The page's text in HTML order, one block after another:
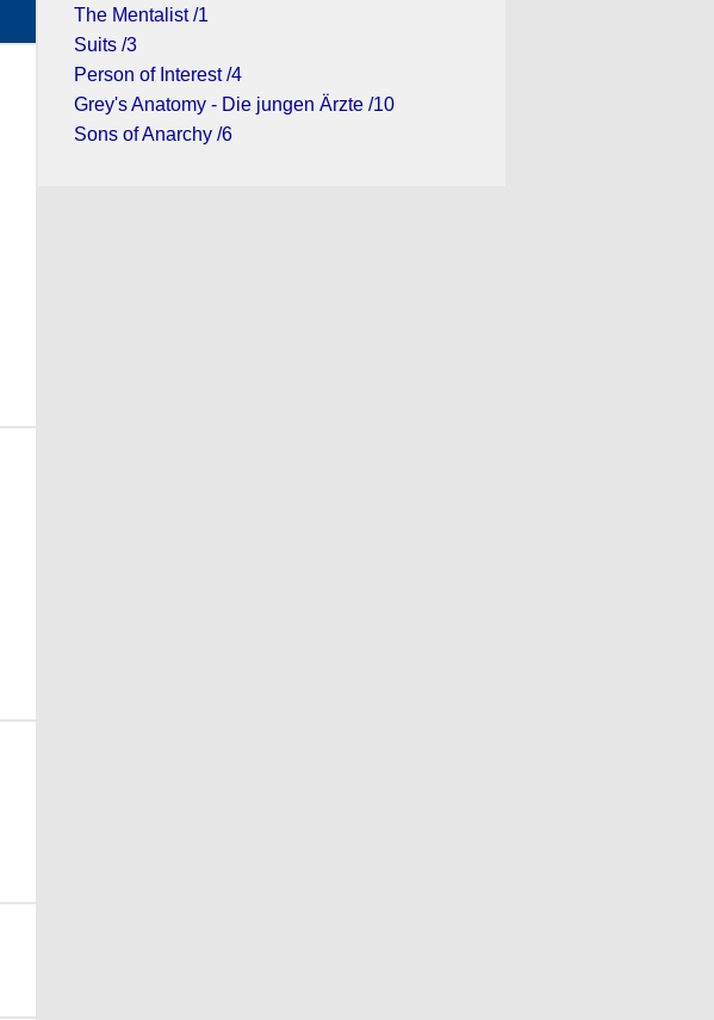
The Mentalist /1
Suits /3
Person of Interest /4
Grey's Anatomy - Die jungen Ärzte /10
Sons of Anarchy /6